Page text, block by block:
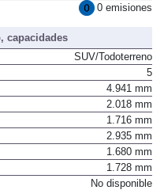
0 emisiones
capacidades
SUV/Todoterreno
5
4.941 mm
2.018 mm
1.716 mm
2.935 mm
1.680 mm
1.728 mm
No disponible